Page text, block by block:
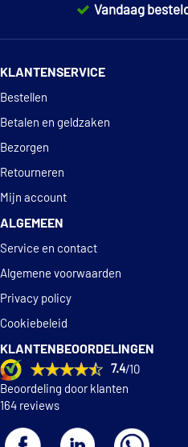
Vandaag
KLANTENSERVICE
Bestellen
Betalen en geldzaken
Bezorgen
Retourneren
Mijn account
ALGEMEEN
Service en contact
Algemene voorwaarden
Privacy policy
Cookiebeleid
KLANTENBEOORDELINGEN
7.4/10
Beoordeling door klanten
164 reviews